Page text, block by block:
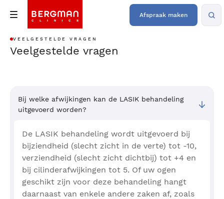
Afspraak maken
VEELGESTELDE VRAGEN
Veelgestelde vragen
Bij welke afwijkingen kan de LASIK behandeling
uitgevoerd worden?
De LASIK behandeling wordt uitgevoerd bij
bijziendheid (slecht zicht in de verte) tot -10,
verziendheid (slecht zicht dichtbij) tot +4 en
bij cilinderafwijkingen tot 5. Of uw ogen
geschikt zijn voor deze behandeling hangt
daarnaast van enkele andere zaken af, zoals